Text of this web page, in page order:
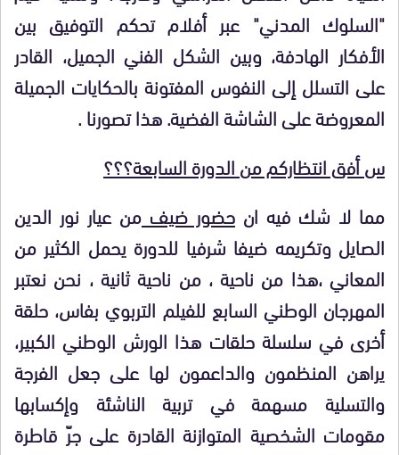
"السلوك المدني" عبر أفلام تحكم التوفيق بين
الأفكار الهادفة، وبين الشكل الفني الجميل، القادر
على التسلل إلى النفوس المفتونة بالحكايات الجميلة
المعروضة على الشاشة الفضية. هذا تصورنا .
س أفق انتظاركم من الدورة السابعة؟؟؟
مما لا شك فيه ان حضور ضيف من عيار نور الدين
الصايل وتكريمه ضيفا شرفيا للدورة يحمل الكثير من
المعاني ،هذا من ناحية ، من ناحية ثانية ، نحن نعتبر
المهرجان الوطني السابع للفيلم التربوي بفاس، حلقة
أخرى في سلسلة حلقات هذا الورش الوطني الكبير،
يراهن المنظمون والداعمون لها على جعل الفرجة
والتسلية مسهمة في تربية الناشئة وإكسابها
مقومات الشخصية المتوازنة القادرة على جرّ قاطرة